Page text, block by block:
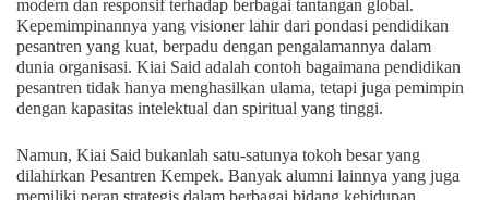
modern dan responsif terhadap berbagai tantangan global.
Kepemimpinannya yang visioner lahir dari pondasi pendidikan
pesantren yang kuat, berpadu dengan pengalamannya dalam
dunia organisasi. Kiai Said adalah contoh bagaimana pendidikan
pesantren tidak hanya menghasilkan ulama, tetapi juga pemimpin
dengan kapasitas intelektual dan spiritual yang tinggi.
Namun, Kiai Said bukanlah satu-satunya tokoh besar yang
dilahirkan Pesantren Kempek. Banyak alumni lainnya yang juga